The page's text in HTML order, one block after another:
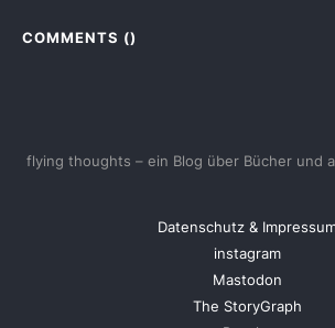
COMMENTS ()
flying thoughts – ein Blog über Bücher und
Datenschutz &
instagram
Mastodon
The StoryGraph